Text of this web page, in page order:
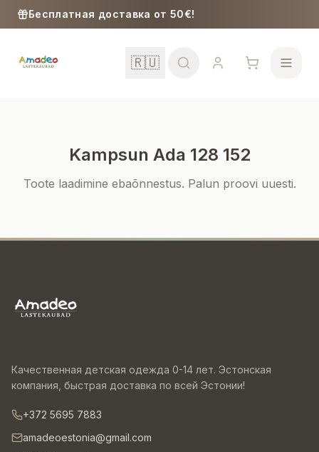
Skip to content
Бесплатная доставка от 50€!
🇷🇺
Малыши
Kampsun Ada 128 152
Toote laadimine ebaõnnestus. Palun proovi uuesti.
Качественная детская одежда 0-14 лет. Эстонская
компания, быстрая доставка по всей Эстонии!
+372 5695 7883
amadeoestonia@gmail.com